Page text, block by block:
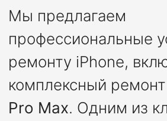
Мы предлагаем
профессиональные
ремонту iPhone,
комплексный ремонт
Pro Max. Одним из